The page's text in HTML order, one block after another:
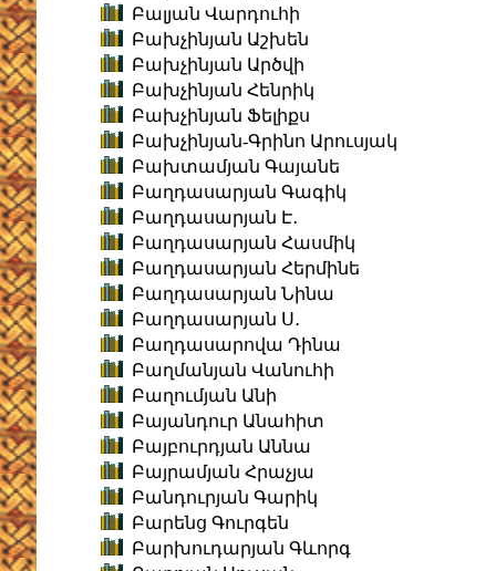
Բալյան Վարդուհի
Բախչինյան Աշխեն
Բախչինյան Արծվի
Բախչինյան Հենրիկ
Բախչինյան Ֆելիքս
Բախչինյան-Գրինո Արուսյակ
Բախտամյան Գայանե
Բաղդասարյան Գագիկ
Բաղդասարյան Է․
Բաղդասարյան Հասմիկ
Բաղդասարյան Հերմինե
Բաղդասարյան Նինա
Բաղդասարյան Ս․
Բաղդասարովա Դինա
Բաղմանյան Վանուհի
Բաղումյան Անի
Բայանդուր Անահիտ
Բայբուրդյան Աննա
Բայրամյան Հրաչյա
Բանդուրյան Գարիկ
Բարենց Գուրգեն
Բարխուդարյան Գևորգ